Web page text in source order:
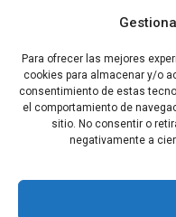
Para ofrecer las mejores
cookies para almacenar y/o
consentimiento de estas
el comportamiento de
sitio. No consentir o
negativamente a
25 pero la Palabra del
Palabra que les ha sido
Índice